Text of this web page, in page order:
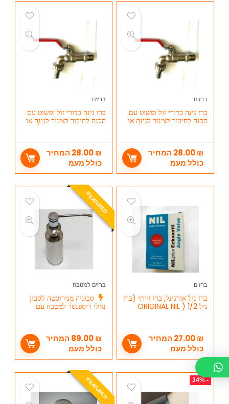
ברזים
ברז גינה כדורי זול ופשוט עם
הכנה לחיבור לצינור לגינה או
28.00₪
המחיר
כולל מעמ
ברזים
ברז גינה כדורי זול ופשוט עם
הכנה לחיבור לצינור לגינה או
28.00₪
המחיר
כולל מעמ
ברזים
ברז ניל אורגינל, ברז זויתי (ברז
ניל ORIGINAL NIL ) 1/2
27.00₪
המחיר
כולל מעמ
F
E
A
T
U
R
E
D
!
ברזים למטבח
סבוניה מנירוסטה לסבון
נוזלי דיספנסר למטבח עם
89.00₪
המחיר
כולל מעמ
- 34%
F
E
A
T
U
R
E
D
!